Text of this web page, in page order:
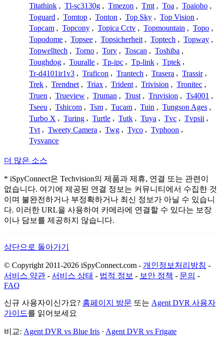
Titathink , Tl-sc3130g , Tmezon , Tmt , Toa , Toaioho ,
Toguard , Tomtop , Tonton , Top Sky , Top Vision ,
Topcam , Topcony , Topica Cctv , Topmountain , Topo ,
Topodome , Topsee , Topsicherheit , Toptech , Topway ,
Topwelltech , Torno , Torv , Toscan , Toshiba ,
Toughdog , Touralle , Tp-ipc , Tp-link , Tptek ,
Tr-d4101ir1v3 , Traficon , Trantech , Trasera , Trassir ,
Trek , Trendnet , Triax , Trident , Trivision , Tronitec ,
Truen , Trueview , Truman , Trust , Truvision , Ts4001 ,
Tseeu , Tshicom , Tsm , Tucam , Tuin , Tungson Ages ,
Turbo X , Turing , Turtle , Tutk , Tuya , Tvc , Tvpsii ,
Tvt , Tweety Camera , Twg , Tyco , Typhoon ,
Tysvance
더 많은 소스
* iSpyConnect은 Techvision의 제품과 제휴, 연결 또는 관련이
없습니다. 여기에 제공된 연결 정보는 커뮤니티에서 수집한 것
이며 불완전하거나 부정확하거나 최신 정보가 아닐 수 있습니
다. 이러한 URL을 사용하여 카메라에 연결할 수 있다는 보장
이나 담보를 제공하지 않습니다.
상단으로 돌아가기
© Copyright 2011-2026 iSpyConnect.com - 개인정보처리방침 -
서비스 약관 - 서비스 상태 - 법적 정보 - 보안 정책 - 문의 -
FAQ
신규 사용자이신가요? 홈페이지 방문 또는 Agent DVR 사용자
가이드를 읽어보세요
비교: Agent DVR vs Blue Iris · Agent DVR vs Frigate